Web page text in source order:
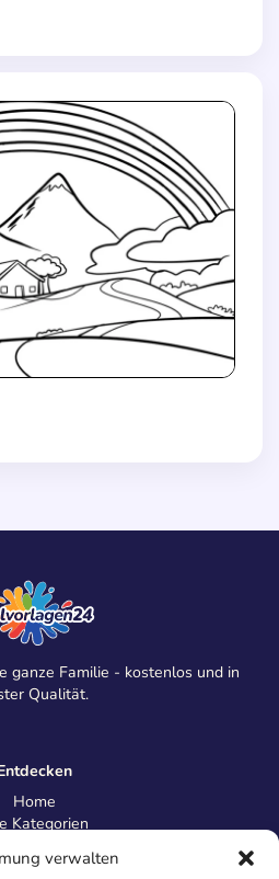
verwalten
ganze Familie - kostenlos und in
Qualität.
Home
Kategorien